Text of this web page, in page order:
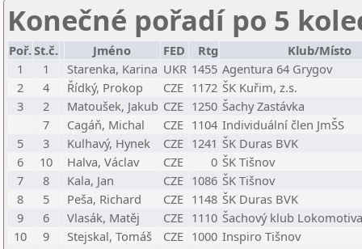
Konečné pořadí po 5
Poř.St.č. Jméno FED Rtg
Klub/Místo
1
1 Starenka, Karina UKR 1455 Agentura 64 Grygov
2
4 Řídký, Prokop CZE 1172 ŠK Kuřim, z.s.
3
2 Matoušek, Jakub CZE 1250 Šachy Zastávka
7
Cagáň, Michal CZE 1104 Individuální člen JmŠS
5
3 Kulhavý, Hynek CZE 1241 ŠK Duras BVK
6
10 Halva, Václav CZE 0 ŠK Tišnov
7
8 Kala, Jan CZE 1086 ŠK Tišnov
8
5 Peša, Richard CZE 1148 ŠK Duras BVK
9
6 Vlasák, Matěj CZE 1110 Šachový klub
10
9 Stejskal, Tomáš CZE 1000 Inspiro Tišnov